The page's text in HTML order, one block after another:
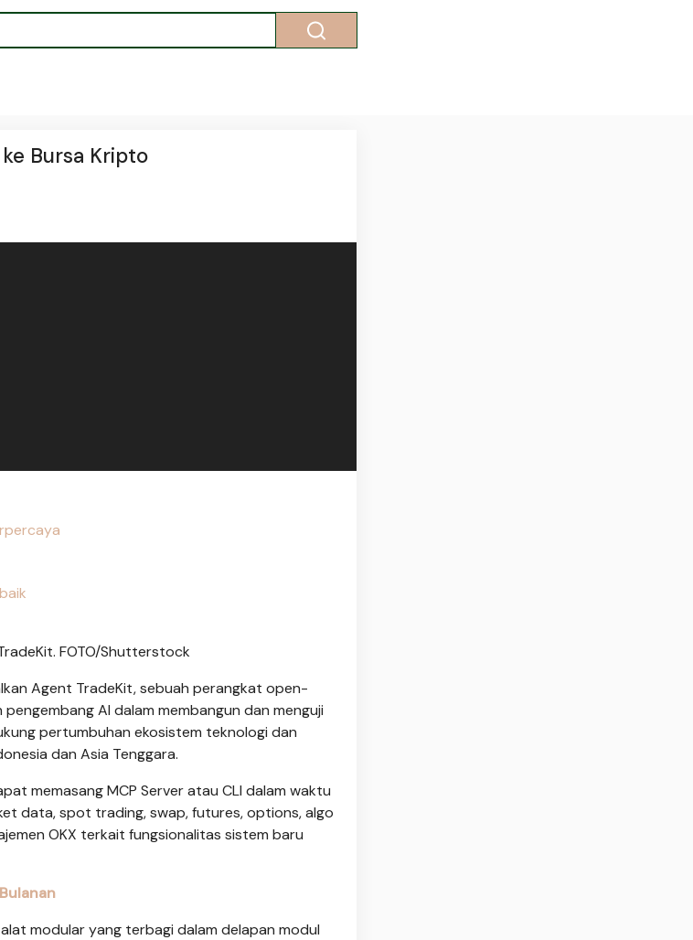
Bursa Kripto
FOTO/Shutterstock
Agent TradeKit, sebuah perangkat open-
AI dalam membangun dan menguji
pertumbuhan ekosistem teknologi dan
dan Asia Tenggara.
memasang MCP Server atau CLI dalam waktu
data, spot trading, swap, futures, options, algo
OKX terkait fungsionalitas sistem baru
modular yang terbagi dalam delapan modul